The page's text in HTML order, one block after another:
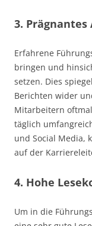
3.
Erfahrene
bringen und
setzen. Dies
Berichten wider
Mitarbeitern
täglich
und Social Media,
auf der
4. Hohe
Um in die